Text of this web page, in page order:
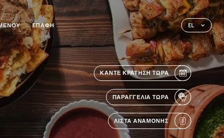
EL
ΕΠΑΦΉ
ΚΆΝΤΕ ΚΡΆΤΗΣΗ ΤΏΡΑ
ΠΑΡΑΓΓΕΛΊΑ ΤΏΡΑ
ΛΊΣΤΑ ΑΝΑΜΟΝΉΣ